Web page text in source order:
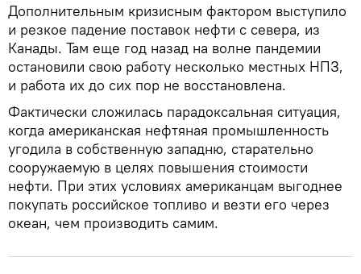
Дополнительным кризисным фактором выступило
и резкое падение поставок нефти с севера, из
Канады. Там еще год назад на волне пандемии
остановили свою работу несколько местных НПЗ,
и работа их до сих пор не восстановлена.
Фактически сложилась парадоксальная ситуация,
когда американская нефтяная промышленность
угодила в собственную западню, старательно
сооружаемую в целях повышения стоимости
нефти. При этих условиях американцам выгоднее
покупать российское топливо и везти его через
океан, чем производить самим.